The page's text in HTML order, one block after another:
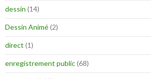
dessin (14)
Dessin Animé(2)
direct (1)
enregistrement public(68)